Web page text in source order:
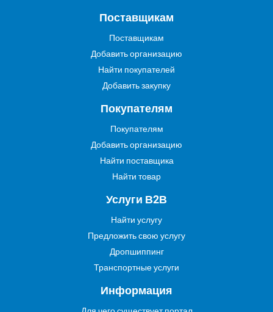
Поставщикам
Поставщикам
Добавить организацию
Найти покупателей
Добавить закупку
Покупателям
Покупателям
Добавить организацию
Найти поставщика
Найти товар
Услуги В2В
Найти услугу
Предложить свою услугу
Дропшиппинг
Транспортные услуги
Информация